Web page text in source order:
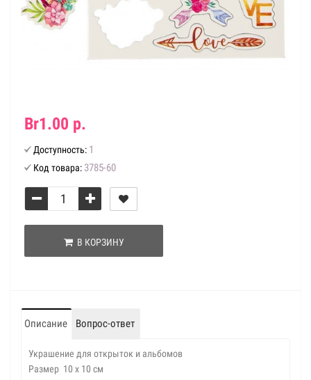
Br1.00 р.
Доступность: 1
Код товара: 3785-60
В КОРЗИНУ
Описание Вопрос-ответ
Украшение для открыток и альбомов
Размер 10 х 10 см